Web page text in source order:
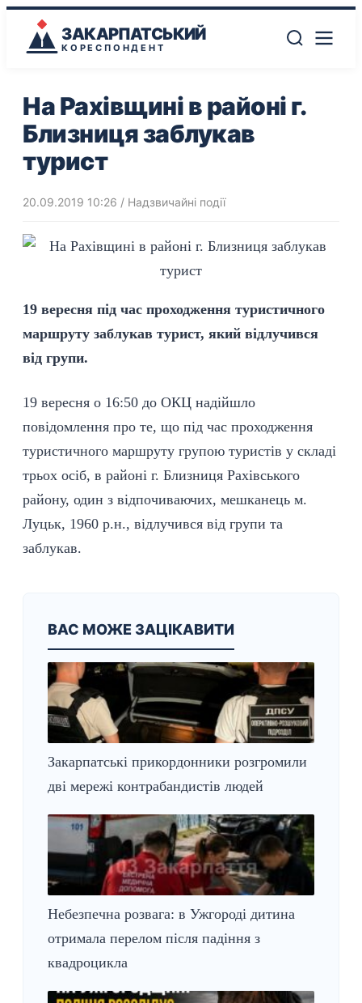
ЗАКАРПАТСЬКИЙ
КОРЕСПОНДЕНТ
На Рахівщині в районі г.
Близниця заблукав
турист
20.09.2019 10:26 / Надзвичайні події
19 вересня під час проходження туристичного
маршруту заблукав турист, який відлучився
від групи.
19 вересня о 16:50 до ОКЦ надійшло
повідомлення про те, що під час проходження
туристичного маршруту групою туристів у складі
трьох осіб, в районі г. Близниця Рахівського
району, один з відпочиваючих, мешканець м.
Луцьк, 1960 р.н., відлучився від групи та
заблукав.
ВАС МОЖЕ ЗАЦІКАВИТИ
Закарпатські прикордонники розгромили
дві мережі контрабандистів людей
Небезпечна розвага: в Ужгороді дитина
отримала перелом після падіння з
квадроцикла